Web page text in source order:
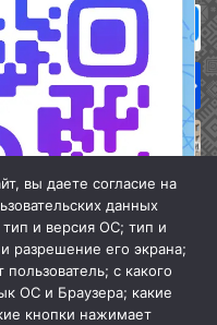
вы даете согласие на
данных
и версия ОС; тип и
разрешение его экрана;
с какого
ОС и Браузера; какие
кнопки нажимает